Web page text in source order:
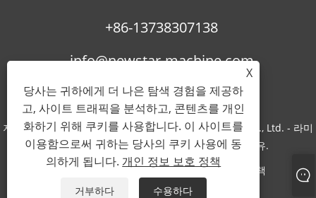
+86-13738307138
info@newstar-machine.com
저작권 © 2022 Wenzhou Feihua Printing Machinery Co., Ltd. - 라미
네이팅 기계, Uv 코팅 기계, Bopp 필름 - 판권 소유.
Links
Sitemap RSS XML 개인 정보 보호 정책
X
당사는 귀하에게 더 나은 탐색 경험을 제공하
고, 사이트 트래픽을 분석하고, 콘텐츠를 개인
화하기 위해 쿠키를 사용합니다. 이 사이트를
이용함으로써 귀하는 당사의 쿠키 사용에 동
의하게 됩니다. 개인 정보 보호 정책
거부하다 수용하다